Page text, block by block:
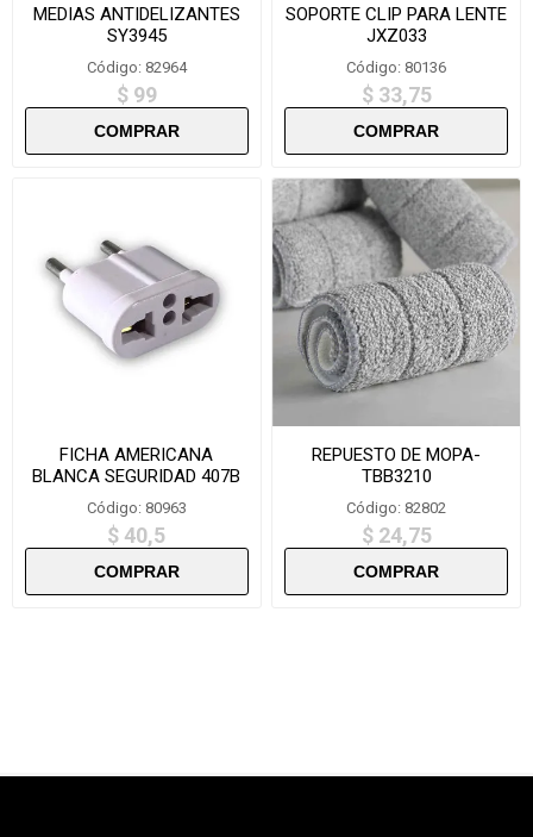
MEDIAS ANTIDELIZANTES
SY3945
Código: 82964
$ 99
SOPORTE CLIP PARA LENTE
JXZ033
Código: 80136
$ 33,75
FICHA AMERICANA
BLANCA SEGURIDAD 407B
Código: 80963
$ 40,5
REPUESTO DE MOPA-
TBB3210
Código: 82802
$ 24,75